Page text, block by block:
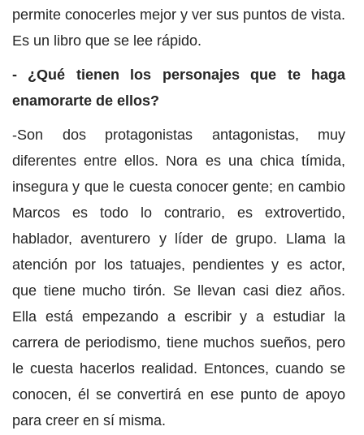
permite conocerles mejor y ver sus puntos de vista.
Es un libro que se lee rápido.
- ¿Qué tienen los personajes que te haga
enamorarte de ellos?
-Son dos protagonistas antagonistas, muy
diferentes entre ellos. Nora es una chica tímida,
insegura y que le cuesta conocer gente; en cambio
Marcos es todo lo contrario, es extrovertido,
hablador, aventurero y líder de grupo. Llama la
atención por los tatuajes, pendientes y es actor,
que tiene mucho tirón. Se llevan casi diez años.
Ella está empezando a escribir y a estudiar la
carrera de periodismo, tiene muchos sueños, pero
le cuesta hacerlos realidad. Entonces, cuando se
conocen, él se convertirá en ese punto de apoyo
para creer en sí misma.